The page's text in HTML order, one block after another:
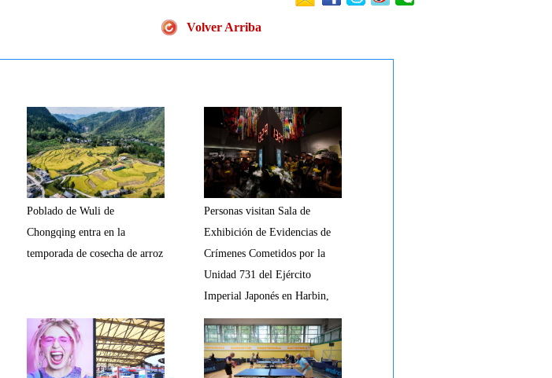
Volver Arriba
Poblado de Wuli de
Chongqing entra en la
temporada de cosecha de arroz
Personas visitan Sala de
Exhibición de Evidencias de
Crímenes Cometidos por la
Unidad 731 del Ejército
Imperial Japonés en Harbin,
Heilongjiang